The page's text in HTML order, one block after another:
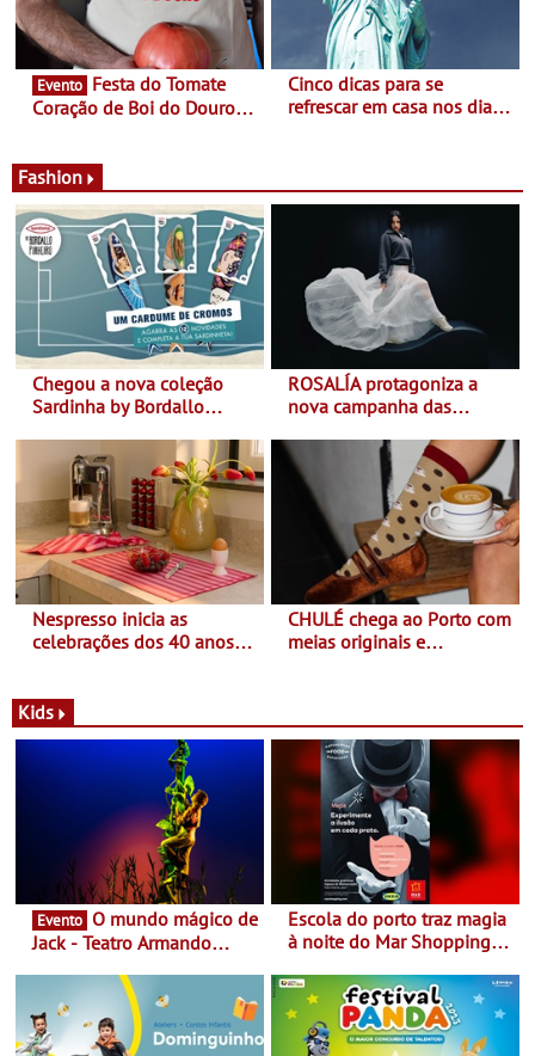
Evento
Coração de Boi do Douro -
Cinco dicas para se
refrescar em casa nos dias
Fashion
Chegou a nova coleção
Sardinha by Bordallo
ROSALÍA protagoniza a
nova campanha das
Balance
Nespresso inicia as
celebrações dos 40 anos
Novas - Edição limitada
Nespresso x Torres Novas
CHULÉ chega ao Porto com
meias originais e
Shopping
Kids
Evento
Jack - Teatro Armando
Escola do porto traz magia
à noite do Mar Shopping
29 de abril, às 21h00